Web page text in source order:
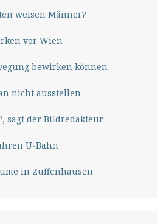
weisen Männer?
vor Wien
bewirken können
nicht ausstellen
sagt der Bildredakteur
U-Bahn
in Zuffenhausen